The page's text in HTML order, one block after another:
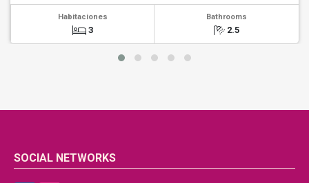
Habitaciones
3
Bathrooms
2.5
SOCIAL NETWORKS